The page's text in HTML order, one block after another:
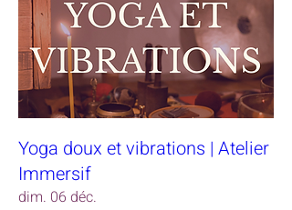
Yoga doux et vibrations | Atelier
Immersif
dim. 06 déc.